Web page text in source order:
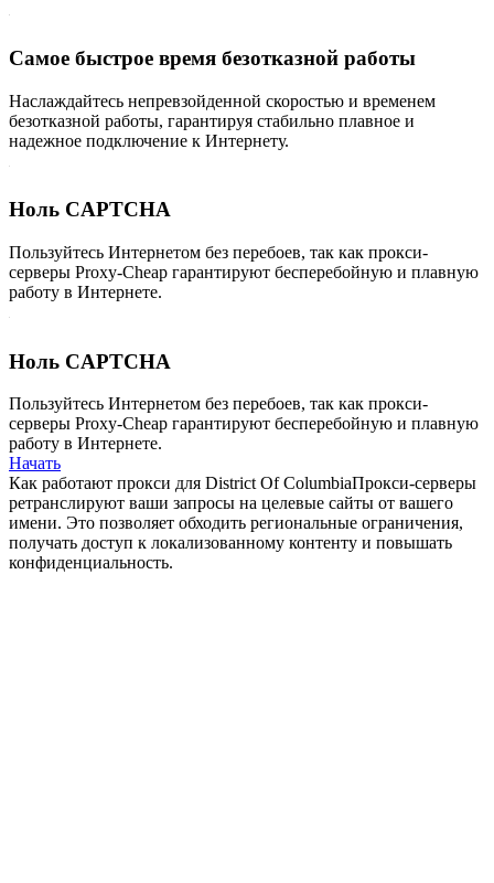
Самое быстрое время безотказной работы
Наслаждайтесь непревзойденной скоростью и временем
безотказной работы, гарантируя стабильно плавное и
надежное подключение к Интернету.
Ноль CAPTCHA
Пользуйтесь Интернетом без перебоев, так как прокси-
серверы Proxy-Cheap гарантируют бесперебойную и плавную
работу в Интернете.
Ноль CAPTCHA
Пользуйтесь Интернетом без перебоев, так как прокси-
серверы Proxy-Cheap гарантируют бесперебойную и плавную
работу в Интернете.
Начать
Как работают прокси для District Of ColumbiaПрокси-серверы
ретранслируют ваши запросы на целевые сайты от вашего
имени. Это позволяет обходить региональные ограничения,
получать доступ к локализованному контенту и повышать
конфиденциальность.